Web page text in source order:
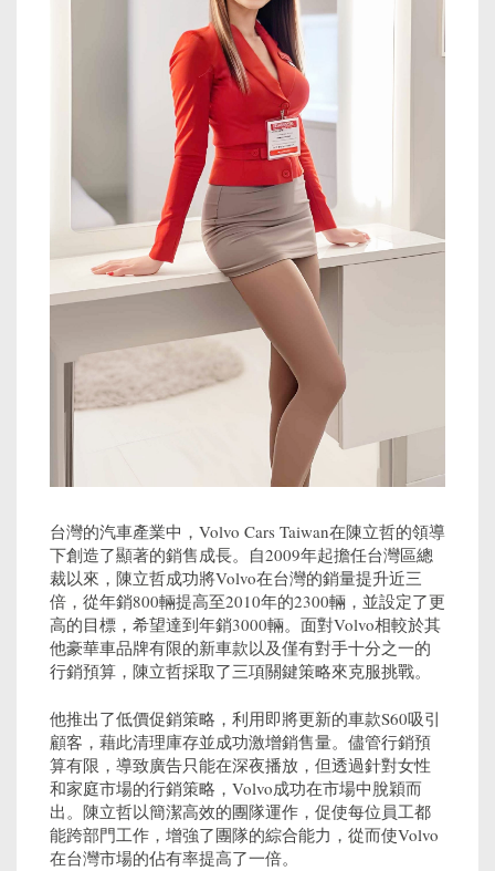
台灣的汽車產業中，Volvo Cars Taiwan在陳立哲的領導
下創造了顯著的銷售成長。自2009年起擔任台灣區總
裁以來，陳立哲成功將Volvo在台灣的銷量提升近三
倍，從年銷800輛提高至2010年的2300輛，並設定了更
高的目標，希望達到年銷3000輛。面對Volvo相較於其
他豪華車品牌有限的新車款以及僅有對手十分之一的
行銷預算，陳立哲採取了三項關鍵策略來克服挑戰。
他推出了低價促銷策略，利用即將更新的車款S60吸引
顧客，藉此清理庫存並成功激增銷售量。儘管行銷預
算有限，導致廣告只能在深夜播放，但透過針對女性
和家庭市場的行銷策略，Volvo成功在市場中脫穎而
出。陳立哲以簡潔高效的團隊運作，促使每位員工都
能跨部門工作，增強了團隊的綜合能力，從而使Volvo
在台灣市場的佔有率提高了一倍。